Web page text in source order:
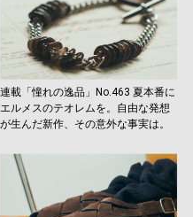
連載「憧れの逸品」No.463 夏本番に
エルメスのテオレムを。自由な発想
が生んだ新作、その意外な事実は。